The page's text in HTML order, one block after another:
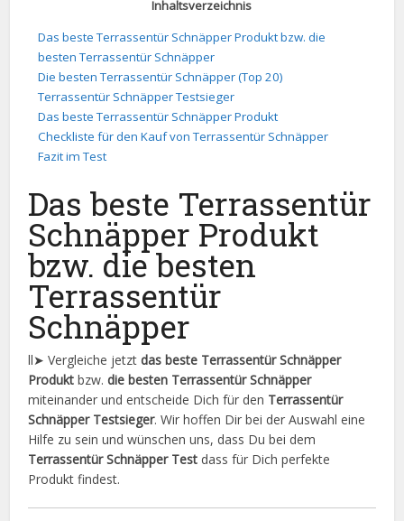
Inhaltsverzeichnis
Das beste Terrassentür Schnäpper Produkt bzw. die
besten Terrassentür Schnäpper
Die besten Terrassentür Schnäpper (Top 20)
Terrassentür Schnäpper Testsieger
Das beste Terrassentür Schnäpper Produkt
Checkliste für den Kauf von Terrassentür Schnäpper
Fazit im Test
Das beste Terrassentür
Schnäpper Produkt
bzw. die besten
Terrassentür
Schnäpper
ll➤ Vergleiche jetztdas beste Terrassentür Schnäpper
Produkt bzw.die besten Terrassentür Schnäpper
miteinander und entscheide Dich für den Terrassentür
Schnäpper Testsieger. Wir hoffen Dir bei der Auswahl eine
Hilfe zu sein und wünschen uns, dass Du bei dem
Terrassentür Schnäpper Test dass für Dich perfekte
Produkt findest.